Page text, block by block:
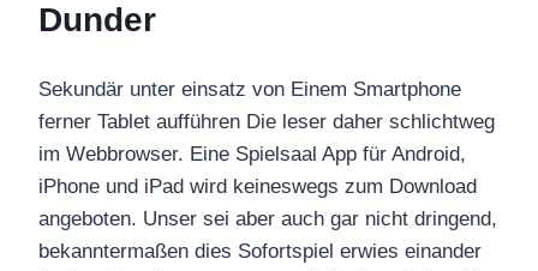
Dunder
Sekundär unter einsatz von Einem Smartphone
ferner Tablet aufführen Die leser daher schlichtweg
im Webbrowser. Eine Spielsaal App für Android,
iPhone und iPad wird keineswegs zum Download
angeboten. Unser sei aber auch gar nicht dringend,
bekanntermaßen dies Sofortspiel erwies einander